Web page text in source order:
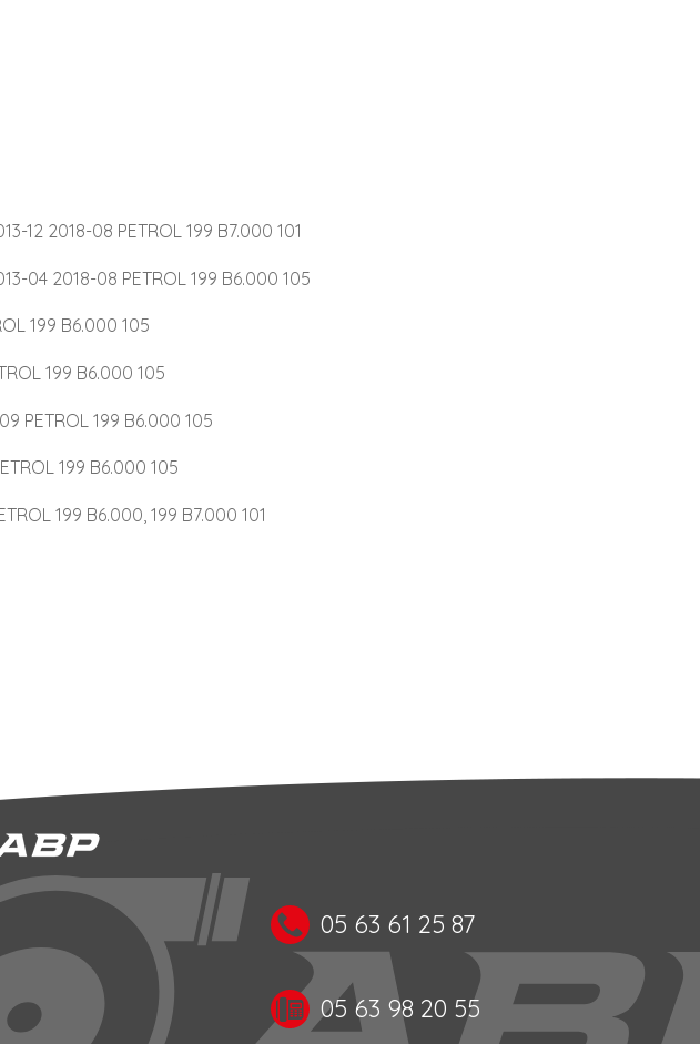
12 2018-08 PETROL 199 B7.000 101
04 2018-08 PETROL 199 B6.000 105
199 B6.000 105
199 B6.000 105
PETROL 199 B6.000 105
199 B6.000 105
199 B6.000, 199 B7.000 101
05 63 61 25 87
05 63 98 20 55